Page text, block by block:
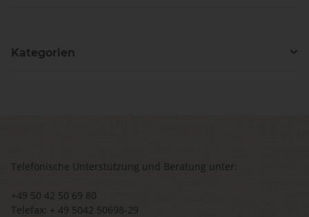
Kategorien
Telefonische Unterstützung und Beratung unter:
+49 50 42 50 69 80
Telefax: + 49 5042 50698-29